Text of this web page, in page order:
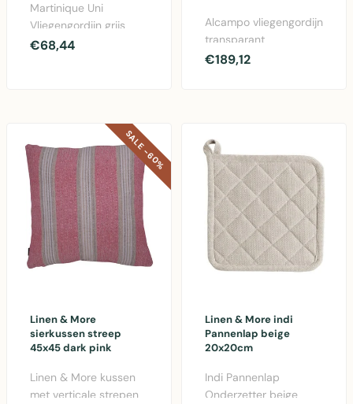
Martinique Uni
Vliegengordijn grijs
90x210cm -
€68,44
Alcampo vliegengordijn
transparant
100x260cm - PVC,
€189,12
SALE -60%
Linen & More
sierkussen streep
45x45 dark pink
Linen & More kussen
met verticale strepen
Linen & More indi
Pannenlap beige
20x20cm
Indi Pannenlap
Onderzetter beige